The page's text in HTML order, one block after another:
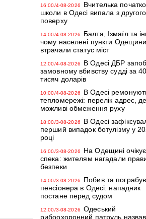
16:00/4-08-2026
Вчителька
школи в Одесі випала з другого
поверху
14:00/4-08-2026
Балта, Ізмаїл та
чому населені пункти Одещини
втрачали статус міст
12:00/4-08-2026
В Одесі ДБР
замовному вбивству судді за 40
тисяч доларів
10:00/4-08-2026
В Одесі
тепломережі: перелік адрес, де
можливі обмеження руху
18:00/3-08-2026
В Одесі
перший випадок ботулізму у
році
16:00/3-08-2026
На Одещині
спека: жителям нагадали
безпеки
14:00/3-08-2026
Побив та
пенсіонера в Одесі: нападник
постане перед судом
12:00/3-08-2026
Одеський
рибоохоронний патруль назвав